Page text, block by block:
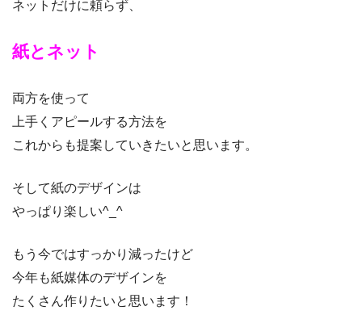
ネットだけに頼らず、
紙とネット
両方を使って
上手くアピールする方法を
これからも提案していきたいと思います。
そして紙のデザインは
やっぱり楽しい^_^
もう今ではすっかり減ったけど
今年も紙媒体のデザインを
たくさん作りたいと思います！